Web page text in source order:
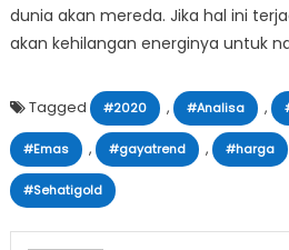
dunia akan mereda. Jika hal ini
akan kehilangan energinya untuk
Tagged #2020 , #Analisa ,
#Emas , #gayatrend , #harga
#Sehatigold